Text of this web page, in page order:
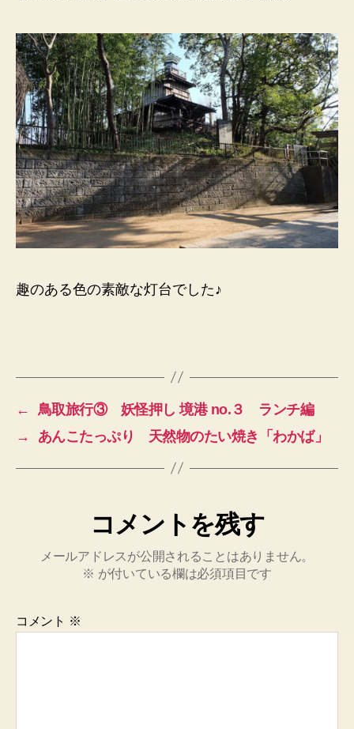
趣のある色の素敵な灯台でした♪
←
鳥取旅行③ 妖怪押し 境港 no.３ ランチ編
→
あんこたっぷり 天然物のたい焼き「わかば」
コメントを残す
メールアドレスが公開されることはありません。
※ が付いている欄は必須項目です
コメント ※